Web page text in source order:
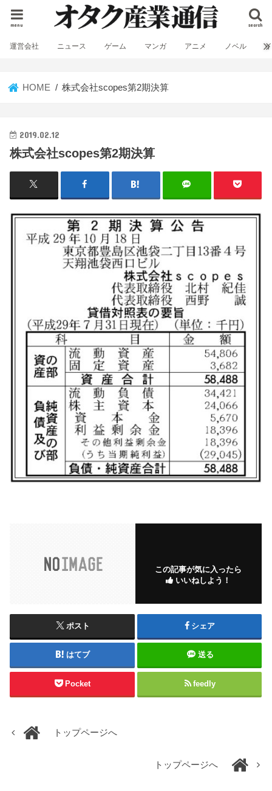
search
menu
運営会社 ニュース ゲーム マンガ アニメ ノベル
HOME 株式会社scopes第2期決算
2019.02.12
株式会社scopes第2期決算
この記事が気に入ったら
いいねしよう！
ポスト シェア
はてブ 送る
Pocket feedly
トップページへ
トップページへ